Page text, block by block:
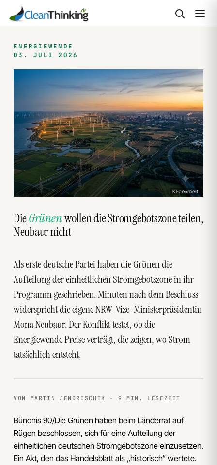
Inhalt
springen
ENERGIEWENDE
03. JULI 2026
KI-generiert
DieGrünenwollen die Stromgebotszone teilen,
Neubaur nicht
Als erste deutsche Partei haben die Grünen die
Aufteilung der einheitlichen Stromgebotszone in ihr
Programm geschrieben. Minuten nach dem Beschluss
widerspricht die eigene NRW-Vize-Ministerpräsidentin
Mona Neubaur. Der Konflikt testet, ob die
Energiewende Preise verträgt, die zeigen, wo Strom
tatsächlich entsteht.
VON MARTIN JENDRISCHIK · 9 MIN. LESEZEIT
Bündnis 90/Die Grünen haben beim Länderrat auf
Rügen beschlossen, sich für eine Aufteilung der
einheitlichen deutschen Stromgebotszone einzusetzen.
Ein Akt, den das Handelsblatt als „historisch“ wertete.